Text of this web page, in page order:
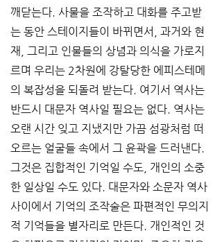
깨닫는다. 사물을 조작하고 대화를 주고받
는 동안 스테이지들이 바뀌면서, 과거와 현
재, 그리고 인물들의 상념과 의식을 가로지
르며 우리는 2차원에 강탈당한 에피스테메
의 복잡성을 되돌려 받는다. 여기서 역사는
반드시 대문자 역사일 필요는 없다. 역사는
오랜 시간 잊고 지냈지만 가끔 섬광처럼 떠
오르는 얼굴들 속에서 그 윤곽을 드러낸다.
그것은 집합적인 기억일 수도, 개인의 소중
한 일상일 수도 있다. 대문자와 소문자 역사
사이에서 기억의 조작술은 파편적인 무의지
적 기억들을 별자리로 만든다. 개인적인 것